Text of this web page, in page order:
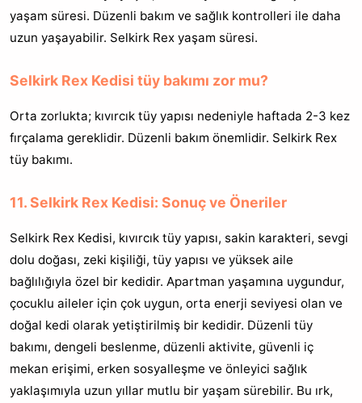
yaşam süresi. Düzenli bakım ve sağlık kontrolleri ile daha
uzun yaşayabilir. Selkirk Rex yaşam süresi.
Selkirk Rex Kedisi tüy bakımı zor mu?
Orta zorlukta; kıvırcık tüy yapısı nedeniyle haftada 2-3 kez
fırçalama gereklidir. Düzenli bakım önemlidir. Selkirk Rex
tüy bakımı.
11. Selkirk Rex Kedisi: Sonuç ve Öneriler
Selkirk Rex Kedisi, kıvırcık tüy yapısı, sakin karakteri, sevgi
dolu doğası, zeki kişiliği, tüy yapısı ve yüksek aile
bağlılığıyla özel bir kedidir. Apartman yaşamına uygundur,
çocuklu aileler için çok uygun, orta enerji seviyesi olan ve
doğal kedi olarak yetiştirilmiş bir kedidir. Düzenli tüy
bakımı, dengeli beslenme, düzenli aktivite, güvenli iç
mekan erişimi, erken sosyalleşme ve önleyici sağlık
yaklaşımıyla uzun yıllar mutlu bir yaşam sürebilir. Bu ırk,